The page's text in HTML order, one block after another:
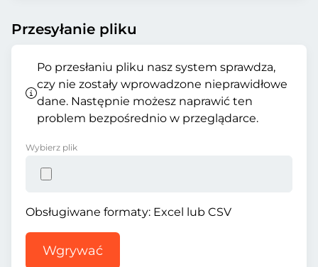
Przesyłanie pliku
Po przesłaniu pliku nasz system sprawdza,
czy nie zostały wprowadzone nieprawidłowe
dane. Następnie możesz naprawić ten
problem bezpośrednio w przeglądarce.
Wybierz plik
Obsługiwane formaty: Excel lub CSV
Wgrywać